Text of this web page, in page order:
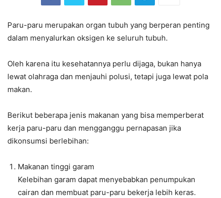
Paru-paru merupakan organ tubuh yang berperan penting
dalam menyalurkan oksigen ke seluruh tubuh.
Oleh karena itu kesehatannya perlu dijaga, bukan hanya
lewat olahraga dan menjauhi polusi, tetapi juga lewat pola
makan.
Berikut beberapa jenis makanan yang bisa memperberat
kerja paru-paru dan mengganggu pernapasan jika
dikonsumsi berlebihan:
Makanan tinggi garam
Kelebihan garam dapat menyebabkan penumpukan
cairan dan membuat paru-paru bekerja lebih keras.